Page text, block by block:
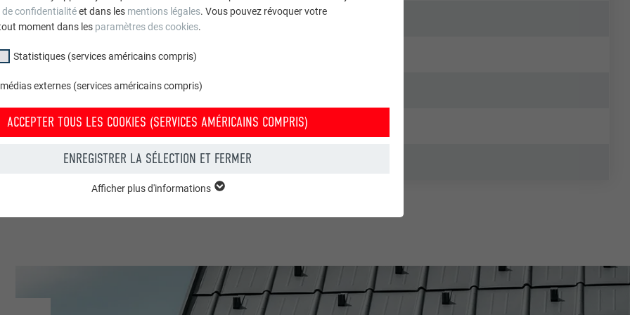
- Comune Tarvisio UD
& autres installations
confidentialitéet dans les mentions légales. Vous pouvez révoquer votre
moment dans les paramètres des cookies.
Statistiques (services américains compris)
externes (services américains compris)
ACCEPTER TOUS LES COOKIES (SERVICES AMÉRICAINS COMPRIS)
ENREGISTRER LA SÉLECTION ET FERMER
(services américains compris) » nous aident à comprendre comment le site
Afficher plus d'informations